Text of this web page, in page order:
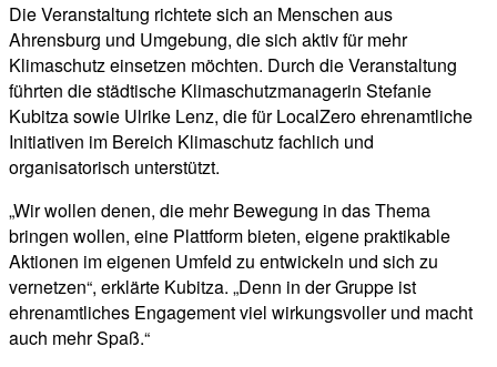
Die Veranstaltung richtete sich an Menschen aus
Ahrensburg und Umgebung, die sich aktiv für mehr
Klimaschutz einsetzen möchten. Durch die Veranstaltung
führten die städtische Klimaschutzmanagerin Stefanie
Kubitza sowie Ulrike Lenz, die für LocalZero ehrenamtliche
Initiativen im Bereich Klimaschutz fachlich und
organisatorisch unterstützt.
„Wir wollen denen, die mehr Bewegung in das Thema
bringen wollen, eine Plattform bieten, eigene praktikable
Aktionen im eigenen Umfeld zu entwickeln und sich zu
vernetzen“, erklärte Kubitza. „Denn in der Gruppe ist
ehrenamtliches Engagement viel wirkungsvoller und macht
auch mehr Spaß.“